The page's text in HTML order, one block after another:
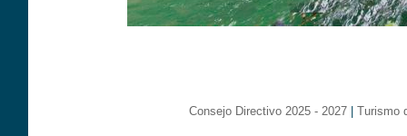
Consejo Directivo 2025 - 2027 Turismo